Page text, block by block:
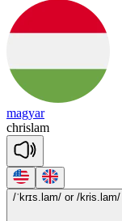
magyar
chrislam
/ˈkrɪs.lam/ or /kris.lam/